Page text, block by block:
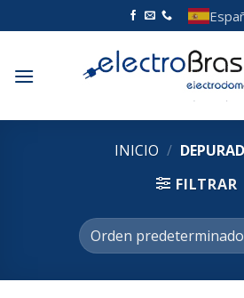
al
INICIO /
FILTRAR